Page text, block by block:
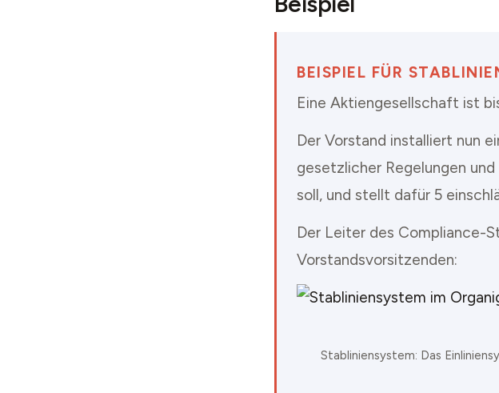
BEISPIEL FÜR
Eine Aktiengesellschaft ist
Der Vorstand installiert nun
gesetzlicher Regelungen
soll, und stellt dafür 5
Der Leiter des Compliance-
Vorstandsvorsitzenden:
Stabliniensystem: Das